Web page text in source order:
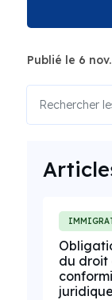
Publié le 6
du droit